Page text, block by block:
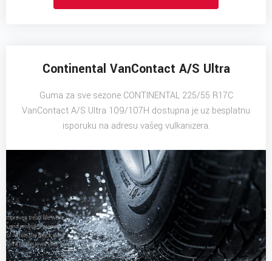
Continental VanContact A/S Ultra
Guma za sve sezone CONTINENTAL 225/55 R17C
VanContact A/S Ultra 109/107H dostupna je uz besplatnu
isporuku na adresu vašeg vulkanizera.